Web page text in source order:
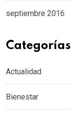
septiembre 2016
Categorías
Actualidad
Bienestar